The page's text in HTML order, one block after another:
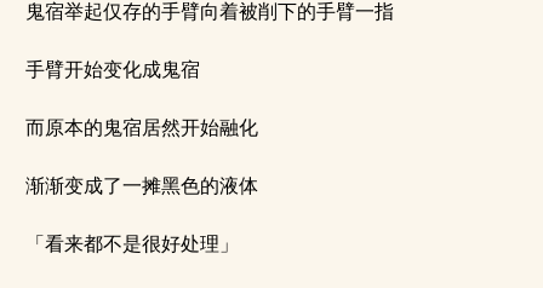
鬼宿举起仅存的手臂向着被削下的手臂一指
手臂开始变化成鬼宿
而原本的鬼宿居然开始融化
渐渐变成了一摊黑色的液体
「看来都不是很好处理」